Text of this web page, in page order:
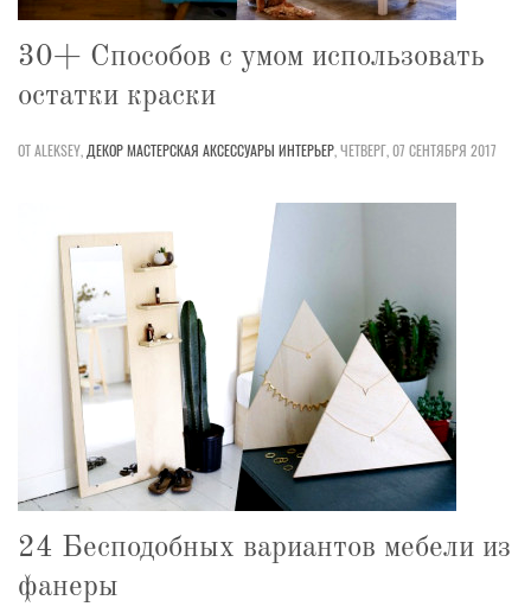
30+ Способов с умом использовать
остатки краски
ОТ ALEKSEY, ДЕКОРМАСТЕРСКАЯ АКСЕССУАРЫ ИНТЕРЬЕР,ЧЕТВЕРГ, 07 СЕНТЯБРЯ 2017
24 Бесподобных вариантов мебели из
фанеры